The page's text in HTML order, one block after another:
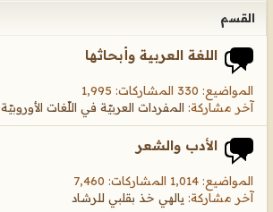
القسم
اللغة العربية وأبحاثها
المواضيع: 330 المشاركات: 1,995
آخر مشاركة: المفردات العربيّة في اللّغات الأوروبيّة
الأدب والشعر
المواضيع: 1,014 المشاركات: 7,460
آخر مشاركة: يالهي خذ بقلبي للرشاد